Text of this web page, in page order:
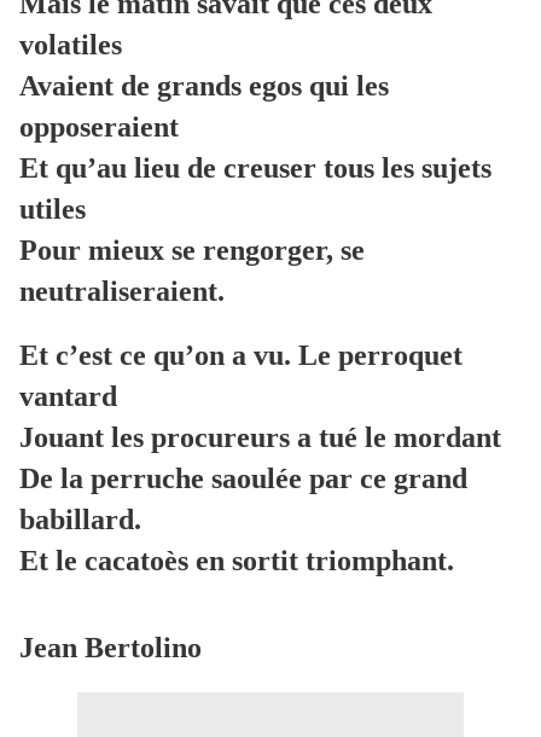
volatiles
Avaient de grands egos qui les
opposeraient
Et qu’au lieu de creuser tous les sujets
utiles
Pour mieux se rengorger, se
neutraliseraient.
Et c’est ce qu’on a vu. Le perroquet
vantard
Jouant les procureurs a tué le mordant
De la perruche saoulée par ce grand
babillard.
Et le cacatoès en sortit triomphant.
Jean Bertolino